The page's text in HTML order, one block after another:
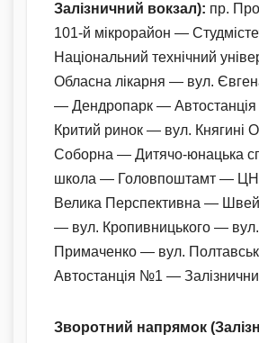
Залізничний вокзал): пр.
101-й мікрорайон —
Національний технічний
Обласна лікарня — вул.
— Дендропарк —
Критий ринок — вул. Княгині
Соборна — Дитячо-юнацька
школа — Головпоштамт —
Велика Перспективна —
— вул. Кропивницького — вул.
Примаченко — вул.
Автостанція №1 —
Зворотний напрямок